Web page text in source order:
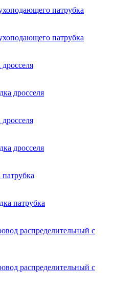
патрубка
патрубка
дросселя
дросселя
патрубка
распределительный с
распределительный с